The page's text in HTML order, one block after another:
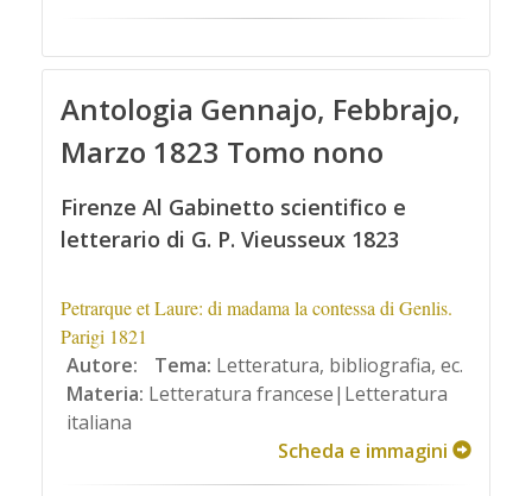
Antologia Gennajo, Febbrajo,
Marzo 1823 Tomo nono
Firenze Al Gabinetto scientifico e
letterario di G. P. Vieusseux 1823
Petrarque et Laure: di madama la contessa di Genlis.
Parigi 1821
Autore: Tema: Letteratura, bibliografia, ec.
Materia: Letteratura francese|Letteratura
italiana
Scheda e immagini